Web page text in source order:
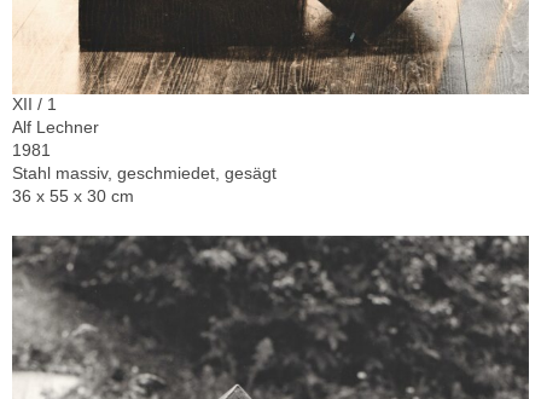
XII / 1
Alf Lechner
1981
Stahl massiv, geschmiedet, gesägt
36 x 55 x 30 cm